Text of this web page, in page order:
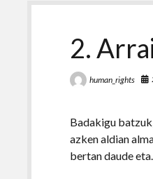
2.
human_rights
Badakigu
azken aldian
bertan daude eta.